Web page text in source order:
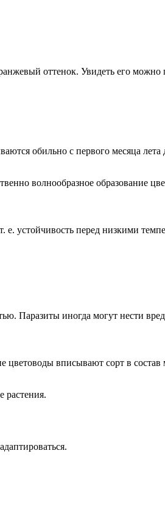
оттенок. Увидеть его можно
обильно с первого месяца
волнообразное образование
устойчивость перед низкими
Паразиты иногда могут нести вред
вписывают сорт в состав
растения.